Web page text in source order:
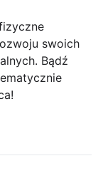
swoich
Bądź